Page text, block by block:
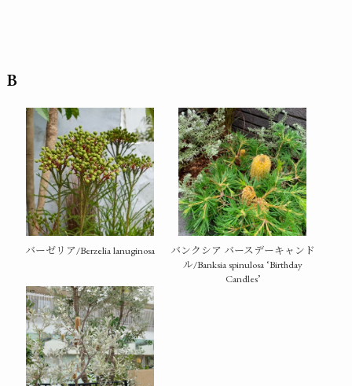
B
バーゼリア/Berzelia lanuginosa
バンクシア バースデーキャンド
ル/Banksia spinulosa ‘Birthday
Candles’